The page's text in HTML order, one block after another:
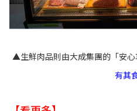
▲生鮮肉品則由大成集團的「安心
有其